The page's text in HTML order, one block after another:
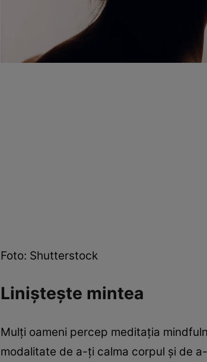
Foto: Shutterstock
Liniștește mintea
Mulți oameni percep meditația
modalitate de a-ți calma corpul și de